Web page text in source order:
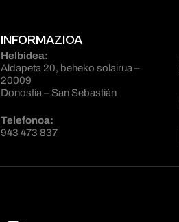
INFORMAZIOA
Helbidea:
Aldapeta 20, beheko solairua –
20009
Donostia – San Sebastián
Telefonoa:
943 473 837